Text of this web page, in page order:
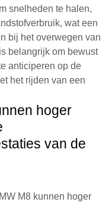
snelheden te halen,
wat een
bij het overwegen van
belangrijk om bewust
anticiperen op de
het rijden van een
hoger
van de
M8 kunnen hoger